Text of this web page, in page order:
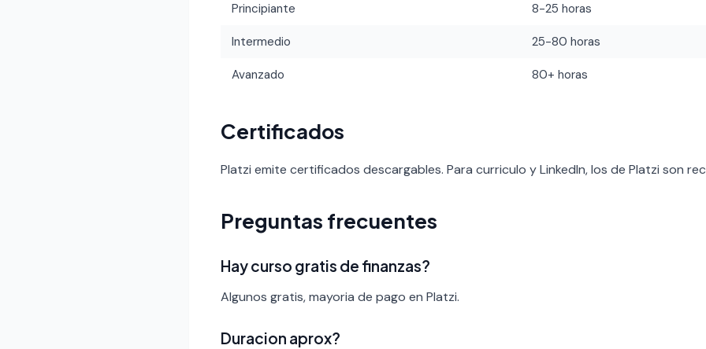
Principiante 8-25 horas
Intermedio 25-80 horas
Avanzado 80+ horas
Certificados
Platzi emite certificados descargables. Para curriculo y LinkedIn, los de Platzi son
Preguntas frecuentes
Hay curso gratis de finanzas?
Algunos gratis, mayoria de pago en Platzi.
Duracion aprox?